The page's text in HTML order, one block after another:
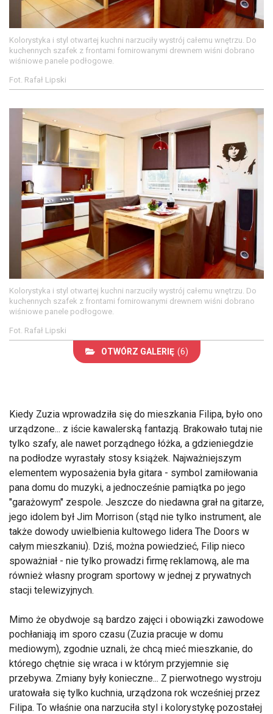
Kolorystyka i styl otwartej kuchni narzuciły wystrój całemu wnętrzu. Do
kuchennych szafek z frontami fornirowanymi drewnem wiśni dobrano
wiśniowe panele podłogowe.
Fot. Rafał Lipski
Kolorystyka i styl otwartej kuchni narzuciły wystrój całemu wnętrzu. Do
kuchennych szafek z frontami fornirowanymi drewnem wiśni dobrano
wiśniowe panele podłogowe.
Fot. Rafał Lipski
OTWÓRZ GALERIĘ (6)
Kiedy Zuzia wprowadziła się do mieszkania Filipa, było ono
urządzone... z iście kawalerską fantazją. Brakowało tutaj nie
tylko szafy, ale nawet porządnego łóżka, a gdzieniegdzie
na podłodze wyrastały stosy książek. Najważniejszym
elementem wyposażenia była gitara - symbol zamiłowania
pana domu do muzyki, a jednocześnie pamiątka po jego
"garażowym" zespole. Jeszcze do niedawna grał na gitarze,
jego idolem był Jim Morrison (stąd nie tylko instrument, ale
także dowody uwielbienia kultowego lidera The Doors w
całym mieszkaniu). Dziś, można powiedzieć, Filip nieco
spoważniał - nie tylko prowadzi firmę reklamową, ale ma
również własny program sportowy w jednej z prywatnych
stacji telewizyjnych.
Mimo że obydwoje są bardzo zajęci i obowiązki zawodowe
pochłaniają im sporo czasu (Zuzia pracuje w domu
mediowym), zgodnie uznali, że chcą mieć mieszkanie, do
którego chętnie się wraca i w którym przyjemnie się
przebywa. Zmiany były konieczne... Z pierwotnego wystroju
uratowała się tylko kuchnia, urządzona rok wcześniej przez
Filipa. To właśnie ona narzuciła styl i kolorystykę pozostałej